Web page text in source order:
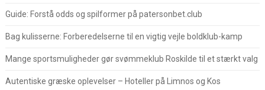
Guide: Forstå odds og spilformer på patersonbet.club
Bag kulisserne: Forberedelserne til en vigtig vejle boldklub-kamp
Mange sportsmuligheder gør svømmeklub Roskilde til et stærkt valg
Autentiske græske oplevelser – Hoteller på Limnos og Kos